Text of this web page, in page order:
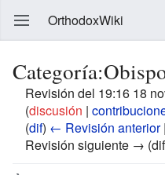
OrthodoxWiki
Revisión del 19:16 18
(discusión |
(dif) ← Revisión anterior
Revisión siguiente →